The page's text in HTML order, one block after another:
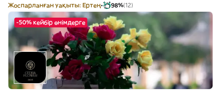
Жоспарланған уақыты: Ертең 98%(12)
-50% кейбір өнімдерге